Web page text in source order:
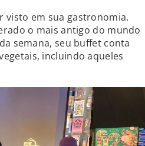
visto em sua gastronomia.
o mais antigo do mundo
semana, seu buffet conta
incluindo aqueles